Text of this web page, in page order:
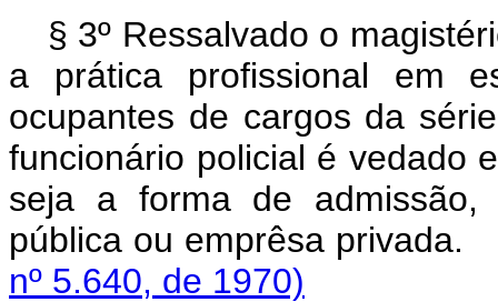
§ 3º Ressalvado o
a prática profissional em
ocupantes de cargos da
funcionário policial é vedado
seja a forma de admissão,
pública ou
nº 5.640, de 1970)